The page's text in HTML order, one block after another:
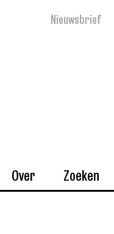
Nieuwsbrief
Over Zoeken